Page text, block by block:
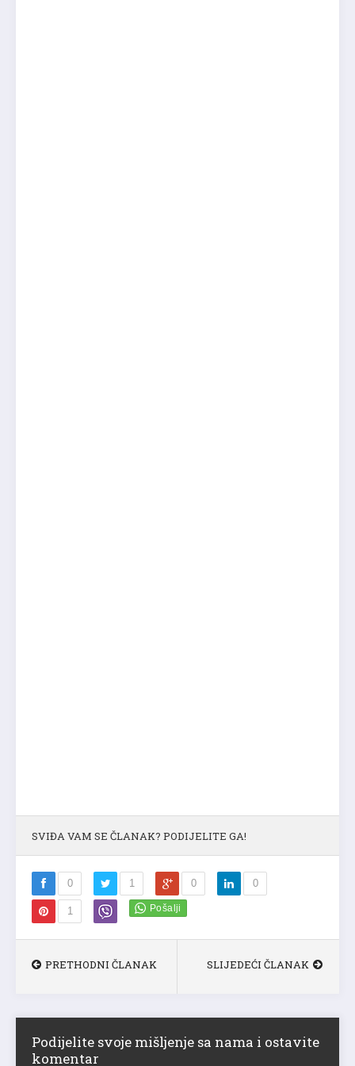
SVIĐA VAM SE ČLANAK? PODIJELITE GA!
0 1 0 0
1
PRETHODNI ČLANAK SLIJEDEĆI ČLANAK
Podijelite svoje mišljenje sa nama i ostavite
komentar